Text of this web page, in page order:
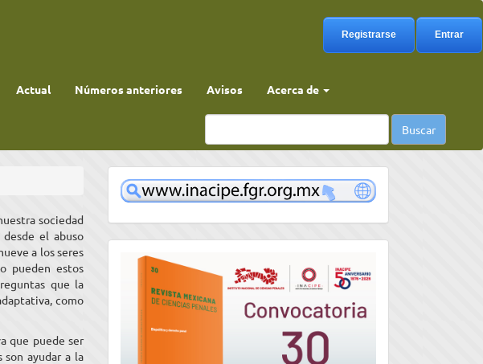
Registrarse Entrar
Actual Números anteriores Avisos Acerca de
Buscar
sociedad
el abuso
a los seres
pueden estos
que la
como
que puede ser
ayudar a la
www
convocatoria